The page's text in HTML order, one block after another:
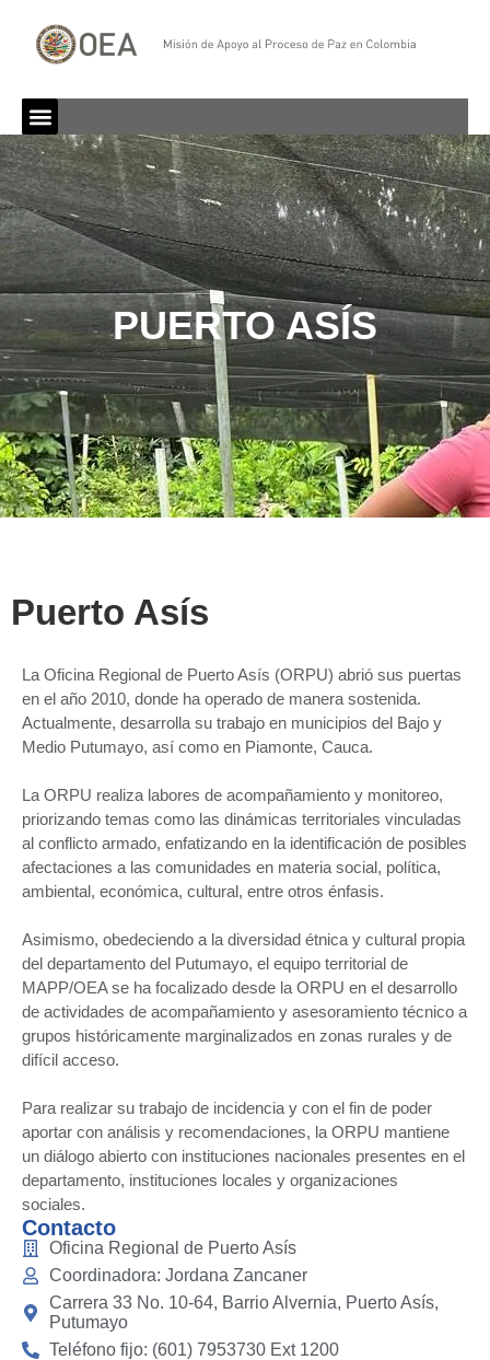
PUERTO ASÍS
Puerto Asís
La Oficina Regional de Puerto Asís (ORPU) abrió sus puertas
en el año 2010, donde ha operado de manera sostenida.
Actualmente, desarrolla su trabajo en municipios del Bajo y
Medio Putumayo, así como en Piamonte, Cauca.
La ORPU realiza labores de acompañamiento y monitoreo,
priorizando temas como las dinámicas territoriales vinculadas
al conflicto armado, enfatizando en la identificación de posibles
afectaciones a las comunidades en materia social, política,
ambiental, económica, cultural, entre otros énfasis.
Asimismo, obedeciendo a la diversidad étnica y cultural propia
del departamento del Putumayo, el equipo territorial de
MAPP/OEA se ha focalizado desde la ORPU en el desarrollo
de actividades de acompañamiento y asesoramiento técnico a
grupos históricamente marginalizados en zonas rurales y de
difícil acceso.
Para realizar su trabajo de incidencia y con el fin de poder
aportar con análisis y recomendaciones, la ORPU mantiene
un diálogo abierto con instituciones nacionales presentes en el
departamento, instituciones locales y organizaciones
sociales.
Contacto
Oficina Regional de Puerto Asís
Coordinadora: Jordana Zancaner
Carrera 33 No. 10-64, Barrio Alvernia, Puerto Asís,
Putumayo
Teléfono fijo: (601) 7953730 Ext 1200